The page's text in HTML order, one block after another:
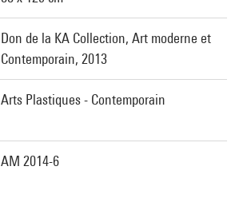
Don de la KA Collection, Art moderne et
Contemporain, 2013
Arts Plastiques - Contemporain
AM 2014-6